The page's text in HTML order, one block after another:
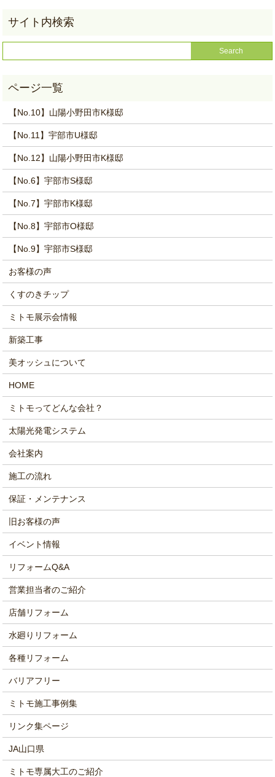
【No.10】山陽小野田市K様邸
【No.11】宇部市U様邸
【No.12】山陽小野田市K様邸
【No.6】宇部市S様邸
【No.7】宇部市K様邸
【No.8】宇部市O様邸
【No.9】宇部市S様邸
お客様の声
くすのきチップ
ミトモ展示会情報
新築工事
美オッシュについて
HOME
ミトモってどんな会社？
太陽光発電システム
会社案内
施工の流れ
保証・メンテナンス
旧お客様の声
イベント情報
リフォームQ&A
営業担当者のご紹介
店舗リフォーム
水廻りリフォーム
各種リフォーム
バリアフリー
ミトモ施工事例集
リンク集ページ
JA山口県
ミトモ専属大工のご紹介